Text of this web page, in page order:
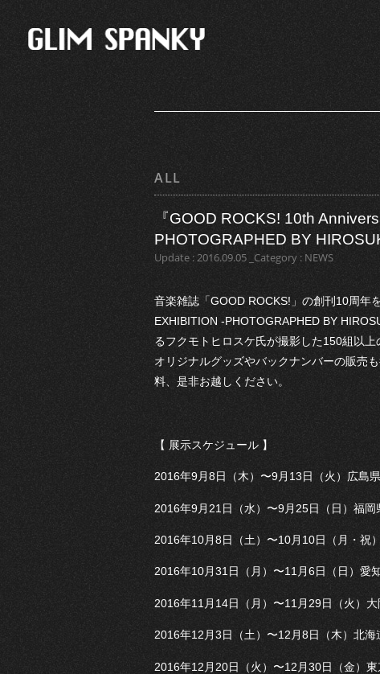
ALL
『GOOD ROCKS! 10th
PHOTOGRAPHED BY
Update : 2016.09.05 _Category : NEWS
音楽雑誌「GOOD ROCKS!」の創刊10周年
EXHIBITION -PHOTOGRAPHED BY
るフクモトヒロスケ氏が撮影した150組以
オリジナルグッズやバックナンバーの販売
料、是非お越しください。
【 展示スケジュール 】
2016年9月8日（木）〜9月13日（火）広島
2016年9月21日（水）〜9月25日（日）福
2016年10月8日（土）〜10月10日（月・祝
2016年10月31日（月）〜11月6日（日）愛
2016年11月14日（月）〜11月29日（火）
2016年12月3日（土）〜12月8日（木）北
2016年12月20日（火）〜12月30日（金）